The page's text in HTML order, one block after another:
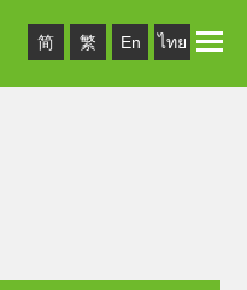
简 繁 En ไทย Toggle